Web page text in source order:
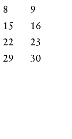
8
9
15
16
22
23
29
30